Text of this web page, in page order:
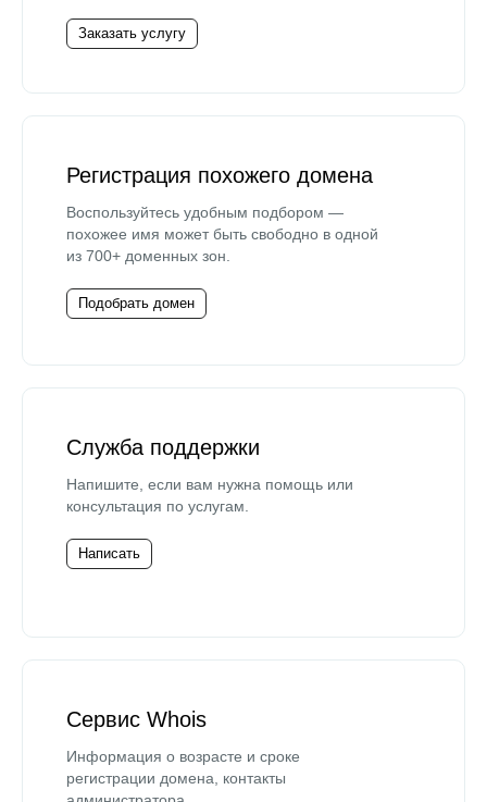
Заказать услугу
Регистрация похожего домена
Воспользуйтесь удобным подбором —
похожее имя может быть свободно в одной
из 700+ доменных зон.
Подобрать домен
Служба поддержки
Напишите, если вам нужна помощь или
консультация по услугам.
Написать
Сервис Whois
Информация о возрасте и сроке
регистрации домена, контакты